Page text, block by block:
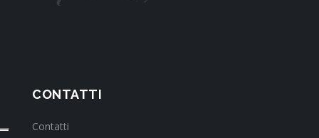
CONTATTI
Contatti